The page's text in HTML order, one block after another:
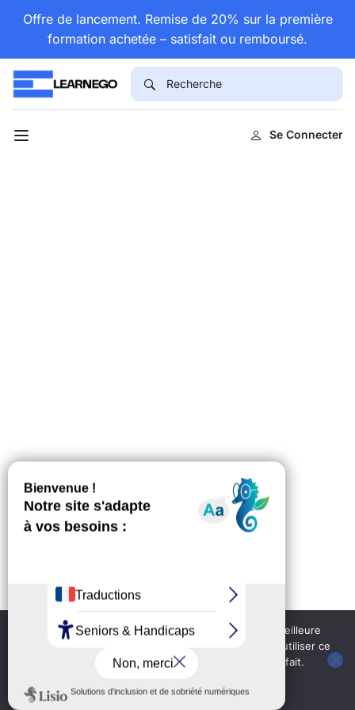
Offre de lancement. Remise de 20% sur la première
formation achetée – satisfait ou remboursé.
Se Connecter
Nous utilisons des cookies pour vous garantir la meilleure
expérience sur notre site web. Si vous continuez à utiliser ce
site, nous supposerons que vous en êtes satisfait.
OK